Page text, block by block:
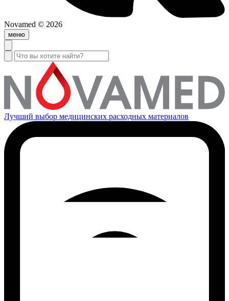
Novamed © 2026
меню
Лучший выбор медицинских расходных материалов